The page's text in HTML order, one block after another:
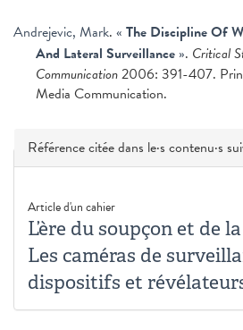
Andrejevic, Mark. « The Discipline Of
And Lateral Surveillance ». Critical
Communication2006: 391-407.
Media Communication.
Masquer
Référence citée dans le·s contenu·s
Article d'un cahier
L’ère du soupçon et de
Les caméras de
dispositifs et